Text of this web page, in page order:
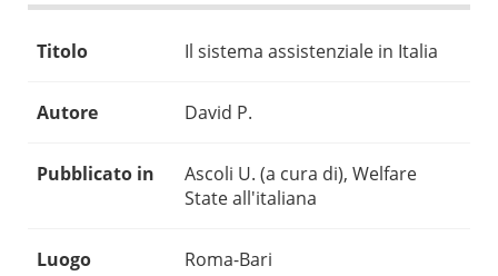
Titolo Il sistema assistenziale in Italia
Autore David P.
Pubblicato in
Ascoli U. (a cura di), Welfare
State all'italiana
Luogo Roma-Bari